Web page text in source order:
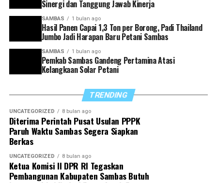
“Kolaborasi semua pihak menjadi kunci keberhasilan
dalam meningkatkan produksi dan efisiensi pertanian.
Selain para pemangku kebijakan, Penyuluh Pertanian
Kecamatan Jawai turut memegang peran penting dalam
keberhasilan kegiatan ini,” ungkapnya.
Ia menjelaskan bahwa melalui pendampingan intensif,
edukasi budidaya, pengawalan program IP300, serta
penerapan teknologi pertanian modern, para penyuluh
berperan sebagai penghubung antara pemerintah dan
petani guna memastikan kegiatan tanam dan panen
berlangsung optimal.
Sinergi dan Tanggung Jawab Kinerja
SAMBAS 1 bulan ago
Hasil Panen Capai 1,3 Ton per Borong, Padi Thailand
Jumbo Jadi Harapan Baru Petani Sambas
SAMBAS 1 bulan ago
Pemkab Sambas Gandeng Pertamina Atasi
Kelangkaan Solar Petani
TRENDING
UNCATEGORIZED 8 bulan ago
Diterima Perintah Pusat Usulan PPPK
Paruh Waktu Sambas Segera Siapkan
Berkas
UNCATEGORIZED 8 bulan ago
Ketua Komisi II DPR RI Tegaskan
Pembangunan Kabupaten Sambas Butuh